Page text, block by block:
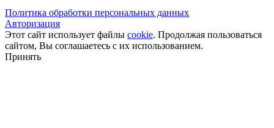
Политика обработки персональных данных
Авторизация
Этот сайт использует файлы cookie. Продолжая пользоваться
сайтом, Вы соглашаетесь с их использованием.
Принять